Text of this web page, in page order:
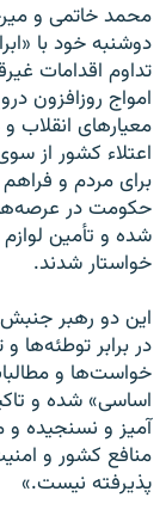
محمد خاتمى و
دوشنبه خود با
تداوم اقدامات
امواج روزافزون
معیارهاى انقلاب
اعتلاء کشور از
براى مردم و
حکومت در
شده و تأمین
خواستار شدند.
این دو رهبر
در برابر توطئه‌ها
خواست‌ها و
اساسى» شده و
آمیز و نسنجیده و
منافع کشور و
پذیرفته نیست.»